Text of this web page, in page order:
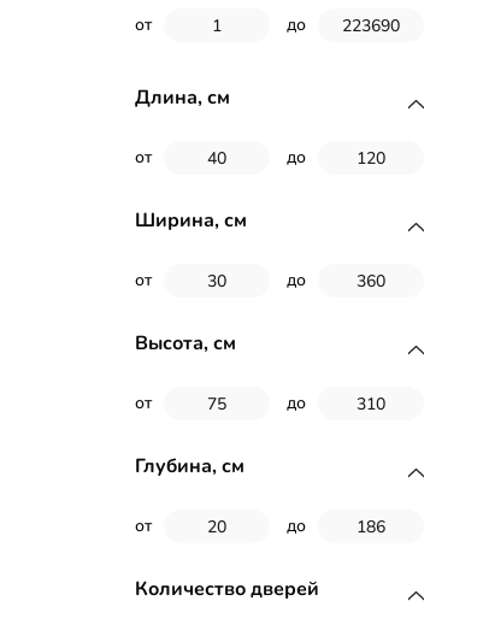
Встроенный распашной шкаф
от до
Длина, см
от до
Ширина, см
от до
Высота, см
от до
Глубина, см
от до
Количество дверей